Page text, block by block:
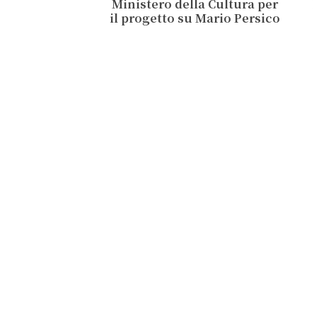
Ministero della Cultura per
il progetto su Mario Persico